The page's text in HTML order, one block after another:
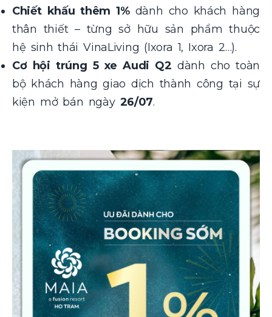
Chiết khấu thêm 1%dành cho khách hàng
thân thiết – từng sở hữu sản phẩm thuộc
hệ sinh thái VinaLiving (Ixora 1, Ixora 2…).
Cơ hội trúng 5 xe Audi Q2 dành cho toàn
bộ khách hàng giao dịch thành công tại sự
kiện mở bán ngày 26/07.